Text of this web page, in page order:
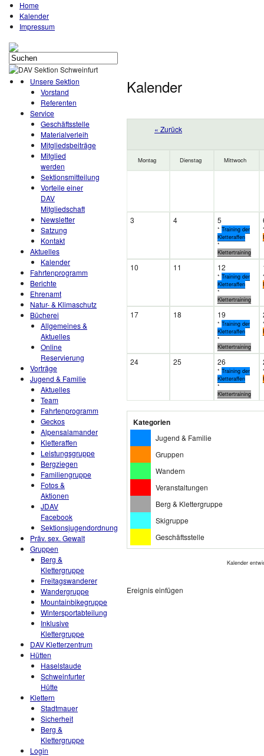
Home
Kalender
Impressum
Unsere Sektion
Vorstand
Referenten
Service
Geschäftsstelle
Materialverleih
Mitgliedsbeiträge
Mitglied
werden
Sektionsmitteilung
Vorteile einer
DAV
Mitgliedschaft
Newsletter
Satzung
Kontakt
Aktuelles
Kalender
Fahrtenprogramm
Berichte
Ehrenamt
Natur- & Klimaschutz
Bücherei
Allgemeines &
Aktuelles
Online
Reservierung
Vorträge
Jugend & Familie
Aktuelles
Team
Fahrtenprogramm
Geckos
Alpensalamander
Kletteraffen
Leistungsgruppe
Bergziegen
Familiengruppe
Fotos &
Aktionen
JDAV
Facebook
Sektionsjugendordnung
Präv. sex. Gewalt
Gruppen
Berg &
Klettergruppe
Freitagswanderer
Wandergruppe
Mountainbikegruppe
Wintersportabteilung
Inklusive
Klettergruppe
DAV Kletterzentrum
Hütten
Haselstaude
Schweinfurter
Hütte
Klettern
Stadtmauer
Sicherheit
Berg &
Klettergruppe
Login
Kalender
« Zurück
Montag Dienstag Mittwoch
3 4 5
* Training der
Kletteraffen
*
Klettertraining
10 11 12
* Training der
Kletteraffen
*
Klettertraining
17 18 19
* Training der
Kletteraffen
*
Klettertraining
24 25 26
* Training der
Kletteraffen
*
Klettertraining
Kategorien
Jugend & Familie
Gruppen
Wandern
Veranstaltungen
Berg & Klettergruppe
Skigruppe
Geschäftsstelle
Kalender
Ereignis einfügen